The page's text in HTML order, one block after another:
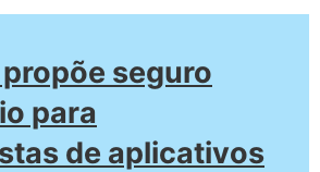
seguro
para
de aplicativos